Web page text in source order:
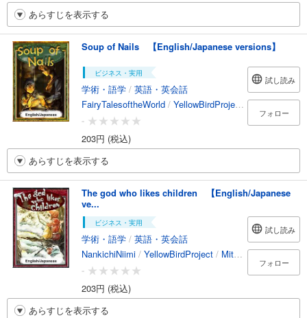
あらすじを表示する
Soup of Nails 【English/Japanese versions】
ビジネス・実用
学術・語学 / 英語・英会話
FairyTalesoftheWorld / YellowBirdProject /
-
203円 (税込)
試し読み
フォロー
あらすじを表示する
The god who likes children 【English/Japanese
ve...
ビジネス・実用
学術・語学 / 英語・英会話
NankichiNiimi / YellowBirdProject / MitsutoshiKatsunaga
-
203円 (税込)
試し読み
フォロー
あらすじを表示する